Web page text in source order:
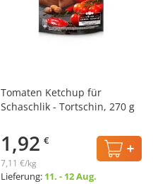
Tomaten Ketchup für
Schaschlik - Tortschin, 270 g
1,92 €
7,11 €/kg
Lieferung: 11. - 12 Aug.